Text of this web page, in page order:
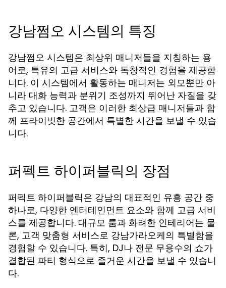
강남쩜오 시스템의 특징
강남쩜오 시스템은 최상위 매니저들을 지칭하는 용
어로, 특유의 고급 서비스와 독창적인 경험을 제공합
니다. 이 시스템에서 활동하는 매니저는 외모뿐만 아
니라 대화 능력과 분위기 조성까지 뛰어난 자질을 갖
추고 있습니다. 고객은 이러한 최상급 매니저들과 함
께 프라이빗한 공간에서 특별한 시간을 보낼 수 있습
니다.
퍼펙트 하이퍼블릭의 장점
퍼펙트 하이퍼블릭은 강남의 대표적인 유흥 공간 중
하나로, 다양한 엔터테인먼트 요소와 함께 고급 서비
스를 제공합니다. 대규모 룸과 화려한 인테리어는 물
론, 고객 맞춤형 서비스로 강남가라오케의 특별함을
경험할 수 있습니다. 특히, DJ나 전문 무용수의 쇼가
결합된 파티 형식으로 즐거운 시간을 보낼 수 있습니
다.